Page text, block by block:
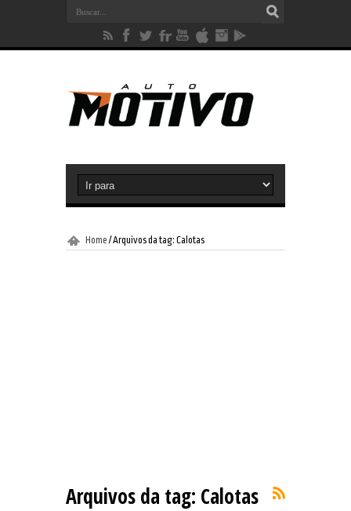
Home /Arquivos da tag: Calotas
Arquivos da tag: Calotas